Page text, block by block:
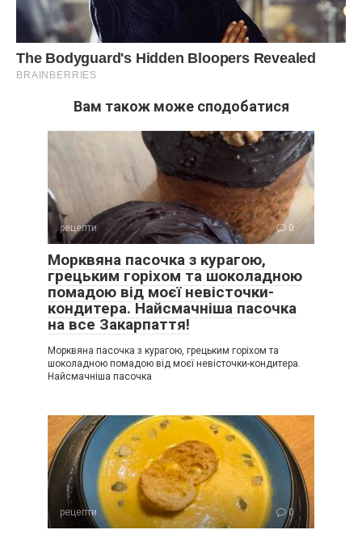
Вам також може сподобатися
рецепти 0
Морквяна пасочка з курагою,
грецьким горіхом та шоколадною
помадою від моєї невісточки-
кондитера. Найсмачніша пасочка
на все Закарпаття!
Морквяна пасочка з курагою, грецьким горіхом та
шоколадною помадою від моєї невісточки-кондитера.
Найсмачніша пасочка
рецепти 0